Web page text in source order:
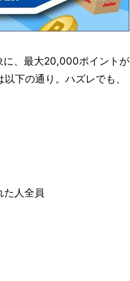
に、最大20,000ポイントが
下の通り。ハズレでも、
た人全員